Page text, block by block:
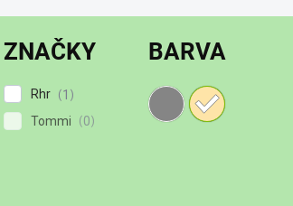
ZNAČKY
Rhr
1
Tommi
0
BARVA